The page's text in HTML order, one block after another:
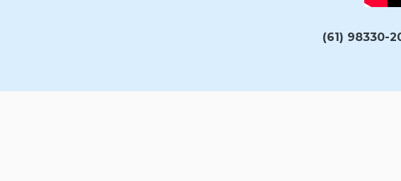
(61) 98330-